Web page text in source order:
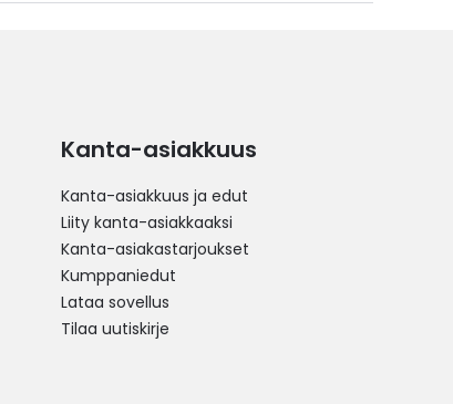
Kanta-asiakkuus
Kanta-asiakkuus ja edut
Liity kanta-asiakkaaksi
Kanta-asiakastarjoukset
Kumppaniedut
Lataa sovellus
Tilaa uutiskirje